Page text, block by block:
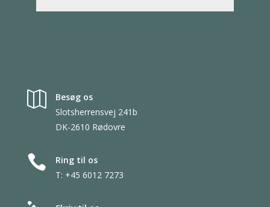

Besøg os
Slotsherrensvej 241b
DK-2610 Rødovre

Ring til os
T: +45 6012 7273